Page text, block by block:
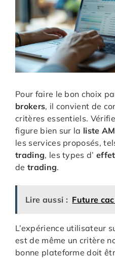
Pour faire le bon choix
brokers, il convient de
critères essentiels.
figure bien sur la liste
les services proposés,
trading, les types d’
de trading.
Lire aussi : Future
L’expérience utilisateur
est de même un critère
bonne plateforme doit